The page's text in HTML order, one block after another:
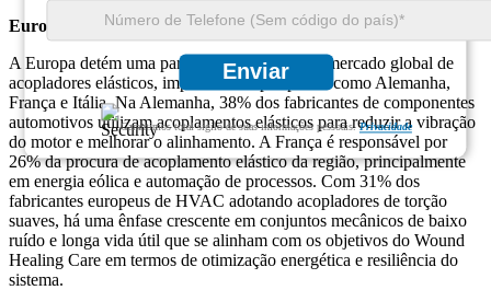
Enviar
Garantimos total sigilo de suas informações pessoais.Privacidade
Europa
A Europa detém uma participação de 28% no mercado global de
acopladores elásticos, impulsionado por países como Alemanha,
França e Itália. Na Alemanha, 38% dos fabricantes de componentes
automotivos utilizam acoplamentos elásticos para reduzir a vibração
do motor e melhorar o alinhamento. A França é responsável por
26% da procura de acoplamento elástico da região, principalmente
em energia eólica e automação de processos. Com 31% dos
fabricantes europeus de HVAC adotando acopladores de torção
suaves, há uma ênfase crescente em conjuntos mecânicos de baixo
ruído e longa vida útil que se alinham com os objetivos do Wound
Healing Care em termos de otimização energética e resiliência do
sistema.